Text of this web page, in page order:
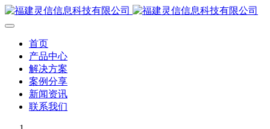
首页
产品中心
解决方案
案例分享
新闻资讯
联系我们